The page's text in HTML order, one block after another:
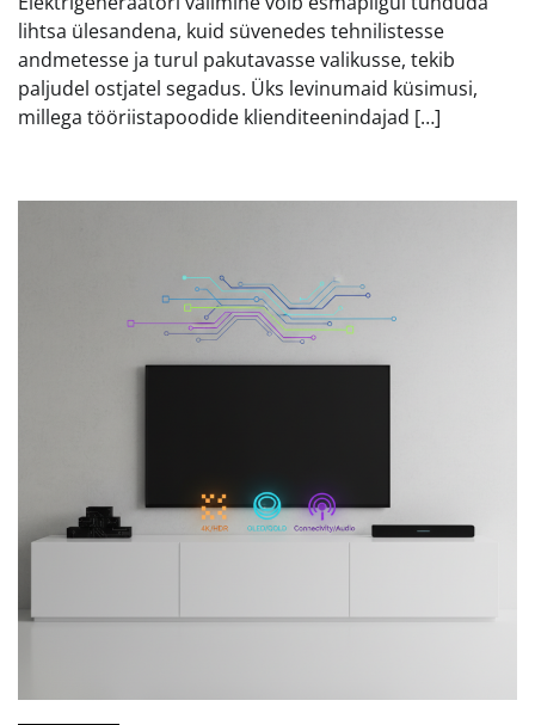
lihtsa ülesandena, kuid süvenedes tehnilistesse
andmetesse ja turul pakutavasse valikusse, tekib
paljudel ostjatel segadus. Üks levinumaid küsimusi,
millega tööriistapoodide klienditeenindajad […]